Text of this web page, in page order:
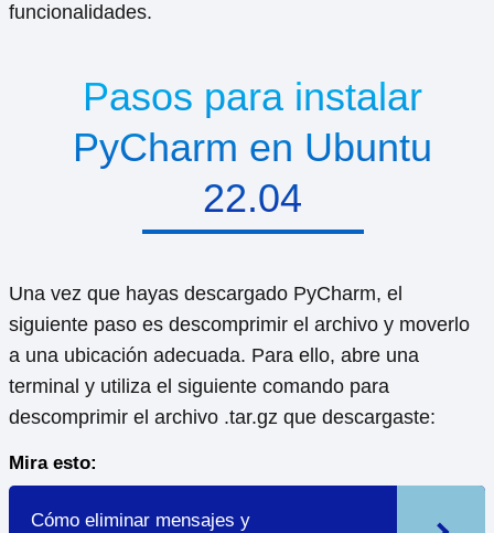
funcionalidades.
Pasos para instalar
PyCharm en Ubuntu
22.04
Una vez que hayas descargado PyCharm, el
siguiente paso es descomprimir el archivo y moverlo
a una ubicación adecuada. Para ello, abre una
terminal y utiliza el siguiente comando para
descomprimir el archivo .tar.gz que descargaste:
Mira esto:
Cómo eliminar mensajes y